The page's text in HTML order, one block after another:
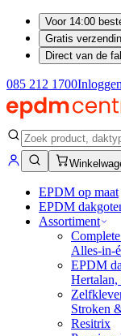
Voor 14:00
Gratis
Direct van de
085 212 1700Inloggen
EPDM op maat
EPDM
Assortiment
Alles-in-
EPDM
Stroken
Resitrix